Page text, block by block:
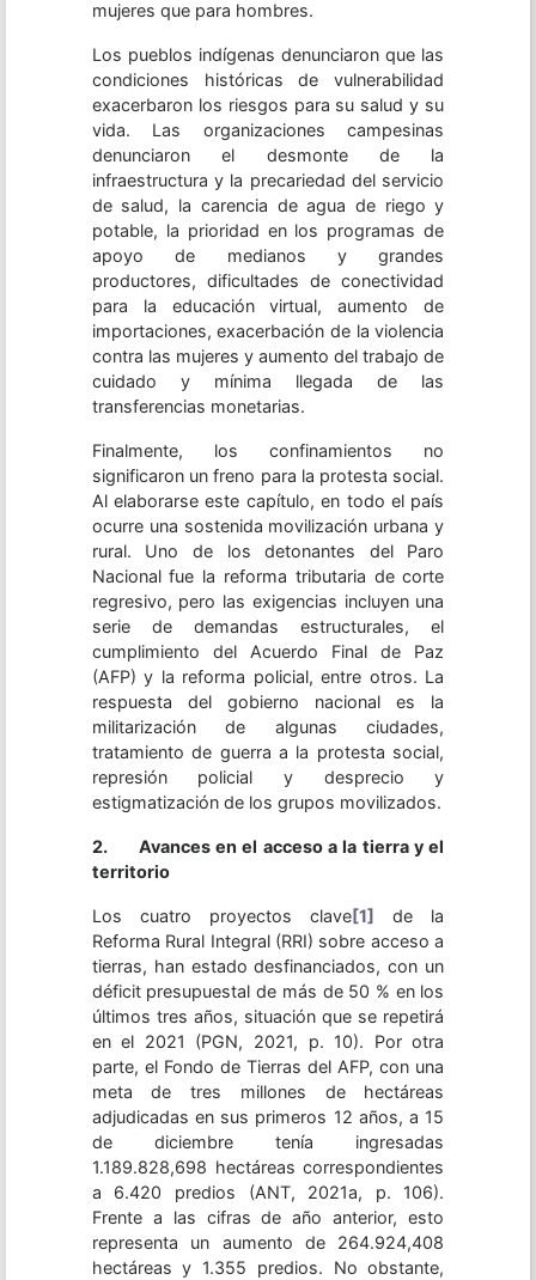
mujeres que para hombres.
Los pueblos indígenas denunciaron que las
condiciones históricas de vulnerabilidad
exacerbaron los riesgos para su salud y su
vida. Las organizaciones campesinas
denunciaron el desmonte de la
infraestructura y la precariedad del servicio
de salud, la carencia de agua de riego y
potable, la prioridad en los programas de
apoyo de medianos y grandes
productores, dificultades de conectividad
para la educación virtual, aumento de
importaciones, exacerbación de la violencia
contra las mujeres y aumento del trabajo de
cuidado y mínima llegada de las
transferencias monetarias.
Finalmente, los confinamientos no
significaron un freno para la protesta social.
Al elaborarse este capítulo, en todo el país
ocurre una sostenida movilización urbana y
rural. Uno de los detonantes del Paro
Nacional fue la reforma tributaria de corte
regresivo, pero las exigencias incluyen una
serie de demandas estructurales, el
cumplimiento del Acuerdo Final de Paz
(AFP) y la reforma policial, entre otros. La
respuesta del gobierno nacional es la
militarización de algunas ciudades,
tratamiento de guerra a la protesta social,
represión policial y desprecio y
estigmatización de los grupos movilizados.
2. Avances en el acceso a la tierra y el
territorio
Los cuatro proyectos clave[1]
de la
Reforma Rural Integral (RRI) sobre acceso a
tierras, han estado desfinanciados, con un
déficit presupuestal de más de 50 % en los
últimos tres años, situación que se repetirá
en el 2021 (PGN, 2021, p. 10). Por otra
parte, el Fondo de Tierras del AFP, con una
meta de tres millones de hectáreas
adjudicadas en sus primeros 12 años, a 15
de diciembre tenía ingresadas
1.189.828,698 hectáreas correspondientes
a 6.420 predios (ANT, 2021a, p. 106).
Frente a las cifras de año anterior, esto
representa un aumento de 264.924,408
hectáreas y 1.355 predios. No obstante,